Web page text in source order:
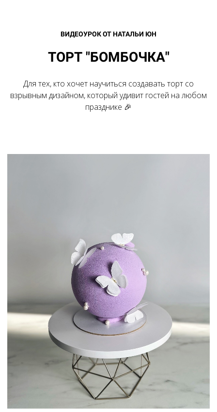
ВИДЕОУРОК ОТ НАТАЛЬИ ЮН
ТОРТ "БОМБОЧКА"
Для тех, кто хочет научиться создавать торт со
взрывным дизайном, который удивит гостей на любом
празднике 🎉